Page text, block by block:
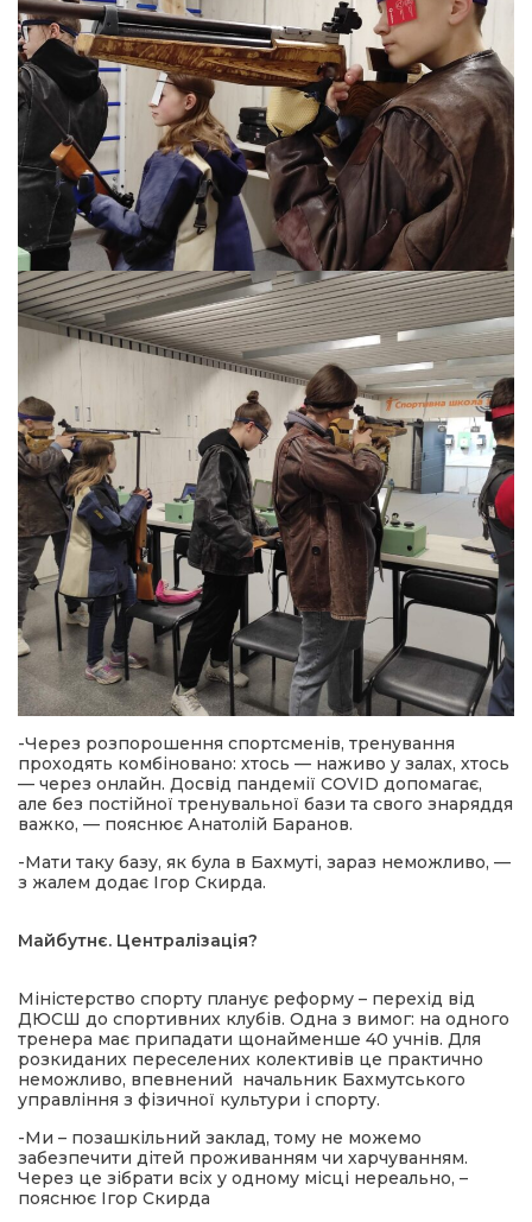
-Через розпорошення спортсменів, тренування
проходять комбіновано: хтось — наживо у залах, хтось
— через онлайн. Досвід пандемії COVID допомагає,
але без постійної тренувальної бази та свого знаряддя
важко, — пояснює Анатолій Баранов.
-Мати таку базу, як була в Бахмуті, зараз неможливо, —
з жалем додає Ігор Скирда.
Майбутнє. Централізація?
Міністерство спорту планує реформу – перехід від
ДЮСШ до спортивних клубів. Одна з вимог: на одного
тренера має припадати щонайменше 40 учнів. Для
розкиданих переселених колективів це практично
неможливо, впевнений начальник Бахмутського
управління з фізичної культури і спорту.
-Ми – позашкільний заклад, тому не можемо
забезпечити дітей проживанням чи харчуванням.
Через це зібрати всіх у одному місці нереально, –
пояснює Ігор Скирда